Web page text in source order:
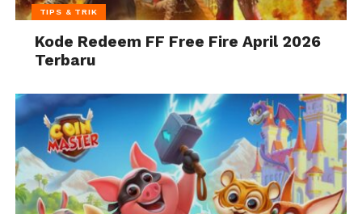
TIPS & TRIK
Kode Redeem FF Free Fire April 2026
Terbaru